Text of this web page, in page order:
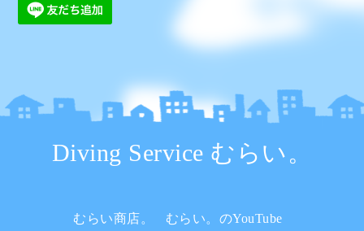
Diving Service むらい。
むらい商店。 むらい。のYouTube